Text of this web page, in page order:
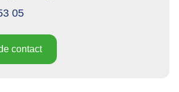
05
contact